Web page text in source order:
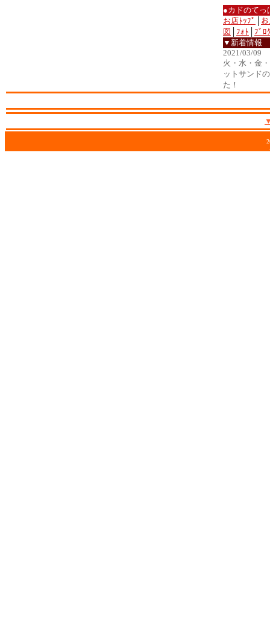
●カドのて
お店ﾄｯﾌﾟ
図
ﾌｫﾄ
ﾌﾞﾛ
▼新着情報
2021/03/09
火・水・金
ットサンド
た！